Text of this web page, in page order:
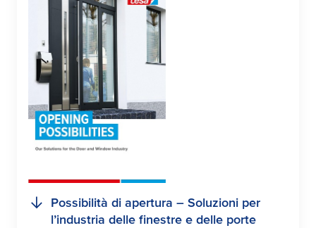
Possibilità di apertura – Soluzioni per
l’industria delle finestre e delle porte